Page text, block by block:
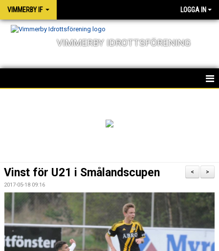
VIMMERBY IF LOGGA IN
VIMMERBY IDROTTSFÖRENING
OM FÖRENINGEN
SOCIALA ANSVAR
BARN & UNGDOMSVERKSAMHET
STÖTTA VIF
>
<
Vinst för U21 i Smålandscupen
2017-05-18 09:16